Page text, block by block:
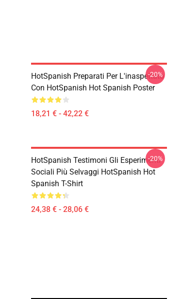
HotSpanish Preparati Per L'inaspettato
Con HotSpanish Hot Spanish Poster
18,21 € - 42,22 €
-20%
HotSpanish Testimoni Gli Esperimenti
Sociali Più Selvaggi HotSpanish Hot
Spanish T-Shirt
24,38 € - 28,06 €
-20%